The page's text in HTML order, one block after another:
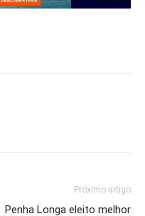
Próximo artigo
Penha Longa eleito melhor